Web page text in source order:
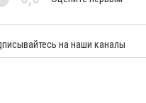
на наши каналы